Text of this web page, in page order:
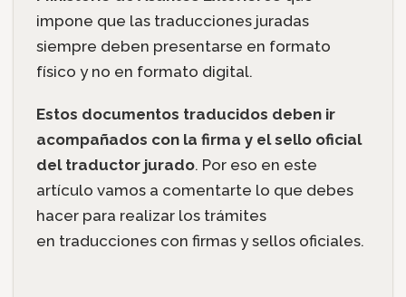
impone que las traducciones juradas
siempre deben presentarse en formato
físico y no en formato digital.
Estos documentos traducidos deben ir
acompañados con la firma y el sello oficial
del traductor jurado. Por eso en este
artículo vamos a comentarte lo que debes
hacer para realizar los trámites
en traducciones con firmas y sellos oficiales.